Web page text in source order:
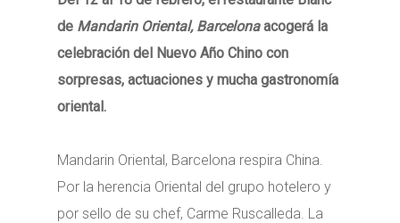
de Mandarin Oriental, Barcelonaacogerá la
celebración del Nuevo Año Chino con
sorpresas, actuaciones y mucha gastronomía
oriental.
Mandarin Oriental, Barcelona respira China.
Por la herencia Oriental del grupo hotelero y
por sello de su chef, Carme Ruscalleda. La